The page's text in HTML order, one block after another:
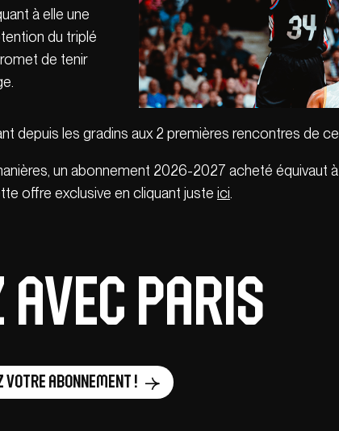
à elle une
du triplé
de tenir
depuis les gradins aux 2 premières rencontres de
un abonnement 2026-2027 acheté équivaut à
offre exclusive en cliquant juste ici
avec Paris
votre abonnement !